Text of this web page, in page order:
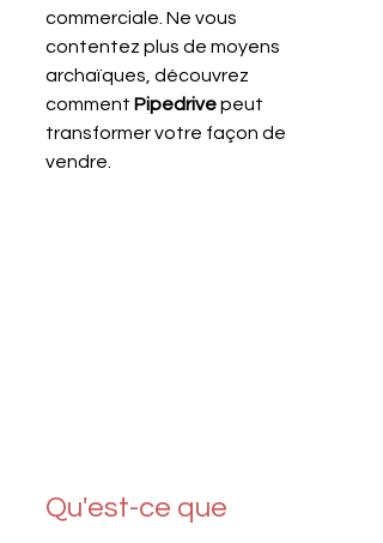
commerciale. Ne vous
contentez plus de moyens
archaïques, découvrez
comment Pipedrive peut
transformer votre façon de
vendre.
Qu'est-ce que